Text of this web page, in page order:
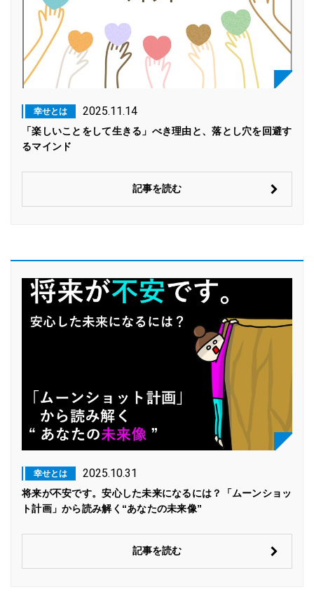
幸せとは 2025.11.14
「楽しいことをして生きる」べき理由と、落とし穴を回避す
るマインド
記事を読む
幸せとは 2025.10.31
将来が不安です。安心した未来になるには？「ムーンショッ
ト計画」から読み解く“あなたの未来像”
記事を読む